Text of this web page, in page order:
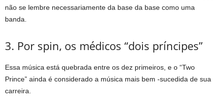
não se lembre necessariamente da base da base como uma
banda.
3. Por spin, os médicos “dois príncipes”
Essa música está quebrada entre os dez primeiros, e o “Two
Prince” ainda é considerado a música mais bem -sucedida de sua
carreira.